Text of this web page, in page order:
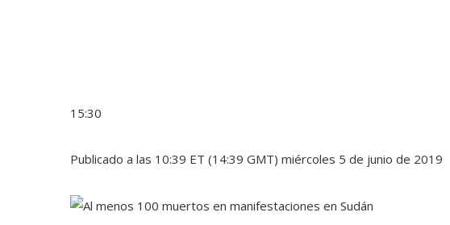
15:30
Publicado a las 10:39 ET (14:39 GMT) miércoles 5 de junio de 2019